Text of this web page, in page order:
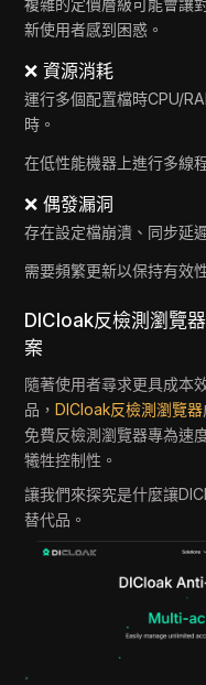
複雜的定價層級可能會讓
新使用者感到困惑。
❌ 資源消耗
運行多個配置檔時CPU/
時。
在低性能機器上進行多線
❌ 偶發漏洞
存在設定檔崩潰、同步延
需要頻繁更新以保持有效
DICloak反檢測瀏覽
案
隨著使用者尋求更具成本
品，DICloak反檢測瀏覽器
免費反檢測瀏覽器專為速
犧牲控制性。
讓我們來探究是什麼讓
替代品。